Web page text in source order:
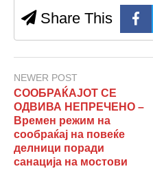
Share This
NEWER POST
СООБРАЌАЈОТ СЕ
ОДВИВА НЕПРЕЧЕНО –
Времен режим на
сообраќај на повеќе
делници поради
санација на мостови